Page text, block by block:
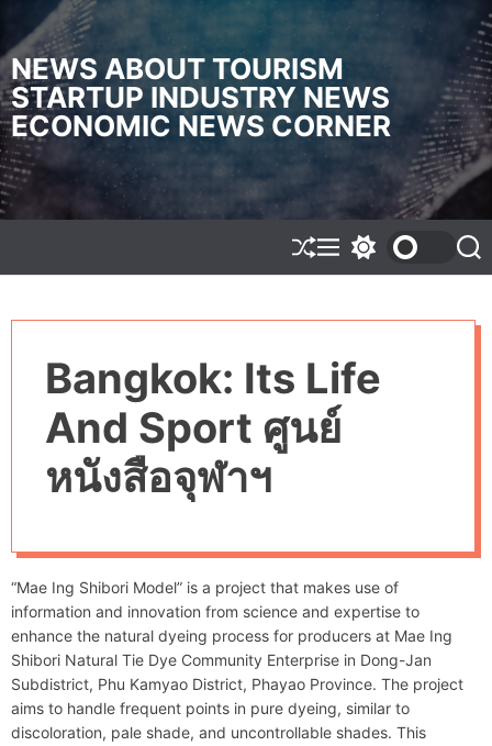
i
p
t
o
c
o
n
n
NEWS ABOUT TOURISM
STARTUP INDUSTRY NEWS
ECONOMIC NEWS CORNER
S
h
M
e
w
c
l
o
r
S
e
Bangkok: Its Life
And Sport ศูนย์
หนังสือจุฬาฯ
“Mae Ing Shibori Model” is a project that makes use of
information and innovation from science and expertise to
enhance the natural dyeing process for producers at Mae Ing
Shibori Natural Tie Dye Community Enterprise in Dong-Jan
Subdistrict, Phu Kamyao District, Phayao Province. The project
aims to handle frequent points in pure dyeing, similar to
discoloration, pale shade, and uncontrollable shades. This